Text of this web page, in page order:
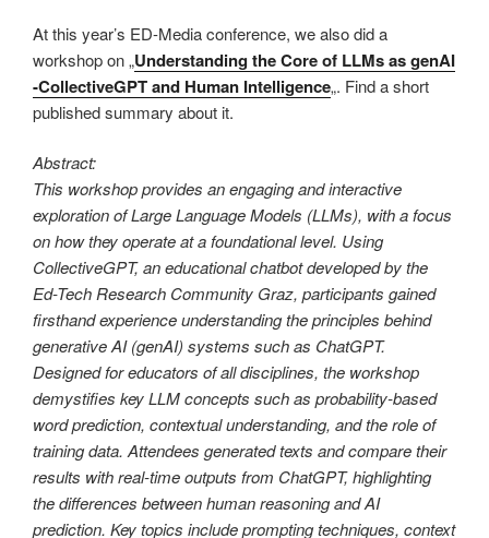
At this year’s ED-Media conference, we also did a
workshop on „Understanding the Core of LLMs as genAI
-CollectiveGPT and Human Intelligence„. Find a short
published summary about it.
Abstract:
This workshop provides an engaging and interactive
exploration of Large Language Models (LLMs), with a focus
on how they operate at a foundational level. Using
CollectiveGPT, an educational chatbot developed by the
Ed-Tech Research Community Graz, participants gained
firsthand experience understanding the principles behind
generative AI (genAI) systems such as ChatGPT.
Designed for educators of all disciplines, the workshop
demystifies key LLM concepts such as probability-based
word prediction, contextual understanding, and the role of
training data. Attendees generated texts and compare their
results with real-time outputs from ChatGPT, highlighting
the differences between human reasoning and AI
prediction. Key topics include prompting techniques, context